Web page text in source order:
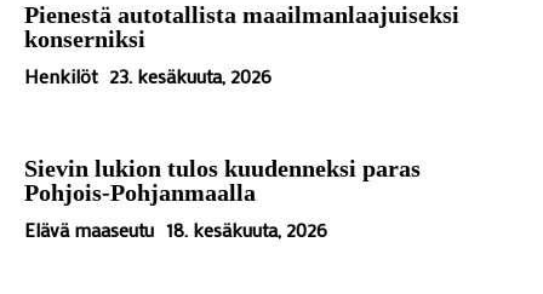
Pienestä autotallista maailmanlaajuiseksi
konserniksi
Henkilöt 23. kesäkuuta, 2026
Sievin lukion tulos kuudenneksi paras
Pohjois-Pohjanmaalla
Elävä maaseutu 18. kesäkuuta, 2026